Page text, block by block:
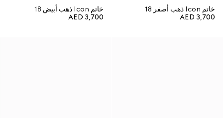
خاتم Icon ذهب أصفر 18
AED 3,700
خاتم Icon ذهب أبيض 18
AED 3,700